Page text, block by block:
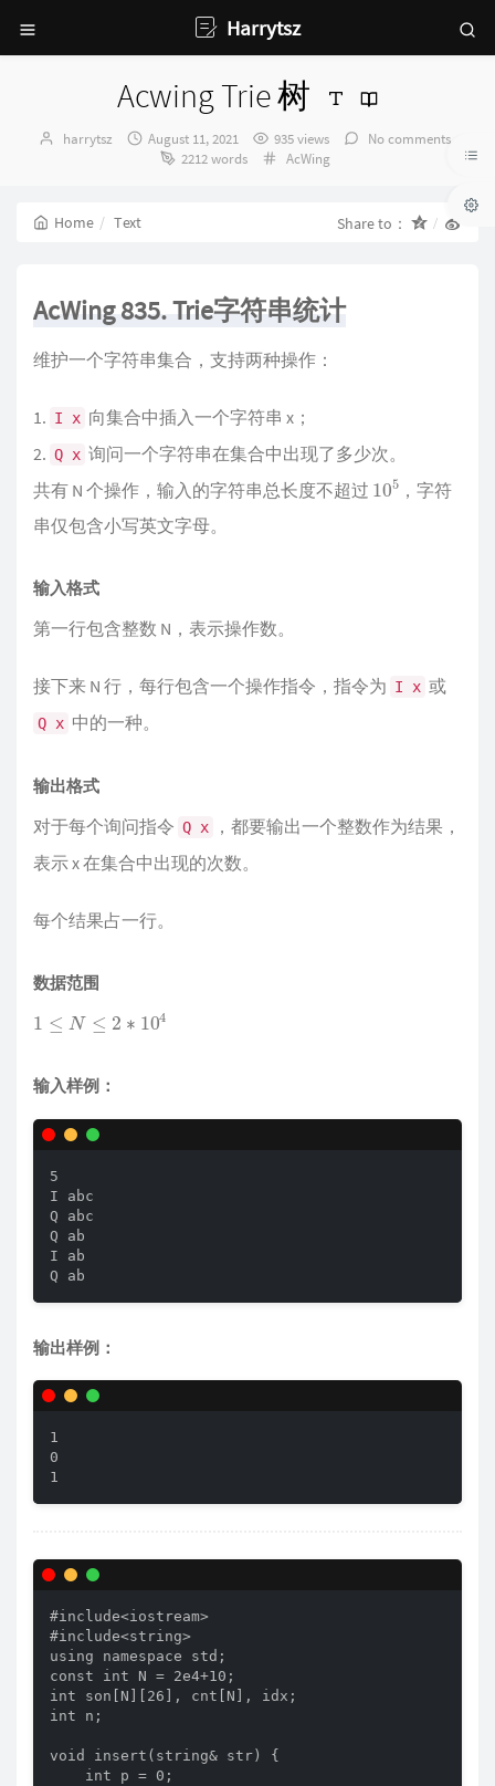
Harrytsz
Acwing Trie 树
Author：
harrytsz
发
布
August 11, 2021 935 views
No comments
2212 words
Categories：
AcWing
Home Text Share to：
AcWing 835. Trie字符串统计
维护一个字符串集合，支持两种操作：
I x 向集合中插入一个字符串 x；
Q x 询问一个字符串在集合中出现了多少次。
共有 N 个操作，输入的字符串总长度不超过 10
5
，字符
串仅包含小写英文字母。
输入格式
第一行包含整数 N，表示操作数。
接下来 N 行，每行包含一个操作指令，指令为 I x 或
Q x 中的一种。
输出格式
对于每个询问指令 Q x
，都要输出一个整数作为结果，
表示 x 在集合中出现的次数。
每个结果占一行。
数据范围
1 N ≤2 10
输入样例：
5
I abc
Q abc
Q ab
I ab
Q ab
输出样例：
1
0
1
#include<iostream>
#include<string>
using namespace std;
const int N = 2e4+10;
int son[N][26], cnt[N], idx;
int n;
void insert(string& str) {
    int p = 0;